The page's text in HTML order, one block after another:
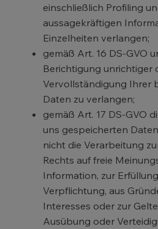
einschließlich Profiling
aussagekräftigen
Einzelheiten verlangen;
gemäß Art. 16 DS-GVO
Berichtigung unrichtiger
Vervollständigung Ihrer
Daten zu verlangen;
gemäß Art. 17 DS-GVO
uns gespeicherten
nicht die Verarbeitung
Rechts auf freie
Information, zur
Verpflichtung, aus
Interesses oder zur
Ausübung oder